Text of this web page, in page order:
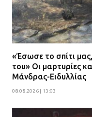
«Έσωσε το σπίτι
του» Οι μαρτυρίες
Μάνδρας-Ειδυλλίας
08.08.2026 | 13:03